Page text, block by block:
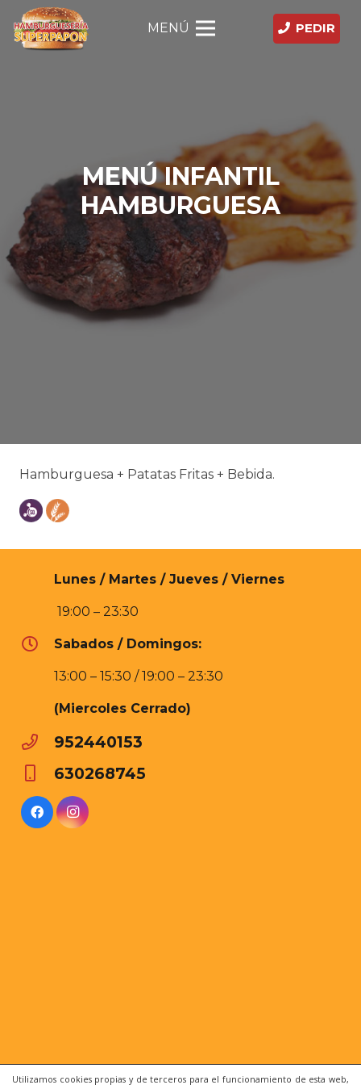
Utilizamos cookies propias y de terceros para el funcionamiento de esta web,
MENÚ PEDIR
MENÚ INFANTIL
HAMBURGUESA
Hamburguesa + Patatas Fritas + Bebida.
Lunes / Martes / Jueves / Viernes
19:00 – 23:30
Sabados / Domingos:
13:00 – 15:30 / 19:00 – 23:30
(Miercoles Cerrado)
952440153
630268745